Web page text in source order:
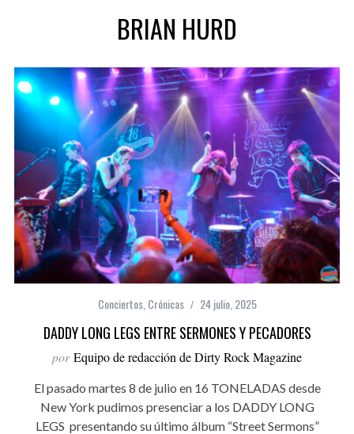
BRIAN HURD
Conciertos, Crónicas 24 julio, 2025
DADDY LONG LEGS ENTRE SERMONES Y PECADORES
por Equipo de redacción de Dirty Rock Magazine
El pasado martes 8 de julio en 16 TONELADAS desde
New York pudimos presenciar a los DADDY LONG
LEGS presentando su último álbum “Street Sermons”